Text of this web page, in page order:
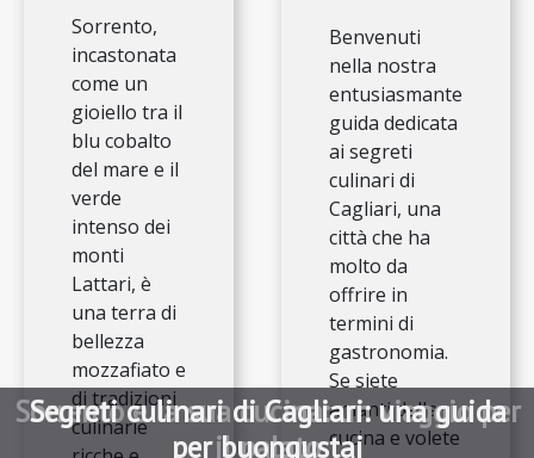
Sorrento e la sua cucina: un viaggio per
il palato
Sorrento,
incastonata
come un
gioiello tra il
blu cobalto
del mare e il
verde
intenso dei
monti
Lattari, è
una terra di
bellezza
mozzafiato e
di tradizioni
culinarie
Segreti culinari di Cagliari: una guida
per buongustai
Benvenuti
nella nostra
entusiasmante
guida dedicata
ai segreti
culinari di
Cagliari, una
città che ha
molto da
offrire in
termini di
gastronomia.
Se siete
amanti della
cucina e volete